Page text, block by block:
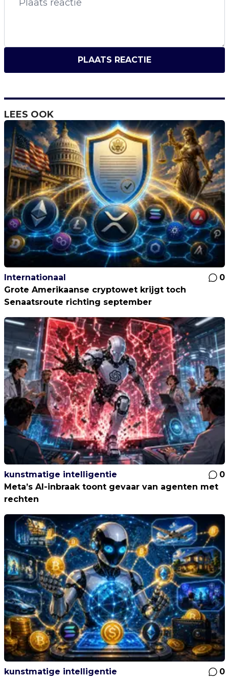
PLAATS REACTIE
LEES OOK
Internationaal
0
Grote Amerikaanse cryptowet krijgt toch
Senaatsroute richting september
kunstmatige intelligentie
0
Meta’s AI-inbraak toont gevaar van agenten met
rechten
kunstmatige intelligentie
0